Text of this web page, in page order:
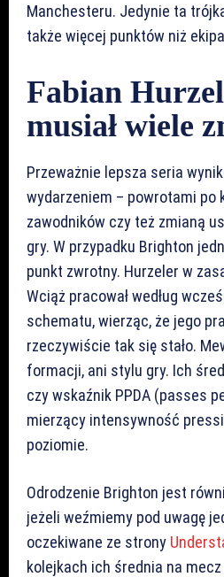
Manchesteru. Jedynie ta
także więcej punktów niż
Fabian
musiał wiele
Przeważnie lepsza seria
wydarzeniem – powrotami po
zawodników czy też zmianą
gry. W przypadku Brighton
punkt zwrotny. Hurzeler w
Wciąż pracował według
schematu, wierząc, że jego
rzeczywiście tak się stało.
formacji, ani stylu gry. Ich
czy wskaźnik PPDA (passes
mierzący intensywność
poziomie.
Odrodzenie Brighton jest
jeżeli weźmiemy pod uwagę
oczekiwane ze strony
kolejkach ich średnia na mecz